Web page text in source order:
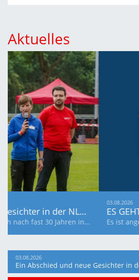
Aktuelles
ES GEHT LOS! Alles zur U20-
03.08.2026